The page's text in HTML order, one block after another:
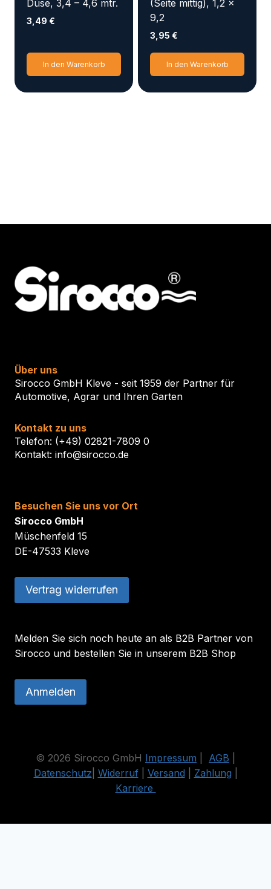
Düse, 3,4 – 4,6 mtr.
3,49 €
In den Warenkorb
(Seite mittig), 1,2 x
9,2
3,95 €
In den Warenkorb
Über uns
Sirocco GmbH Kleve - seit 1959 der Partner für
Automotive, Agrar und Ihren Garten
Kontakt zu uns
Telefon: (+49) 02821-7809 0
Kontakt: info@sirocco.de
Besuchen Sie uns vor Ort
Sirocco GmbH
Müschenfeld 15
DE-47533 Kleve
Vertrag widerrufen
Melden Sie sich noch heute an als B2B Partner von
Sirocco und bestellen Sie in unserem B2B Shop
Anmelden
© 2026 Sirocco GmbH Impressum AGB
Datenschutz Widerruf| Versand Zahlung
Karriere